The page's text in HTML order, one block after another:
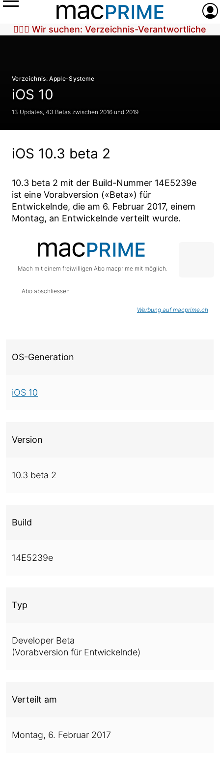
Menü
🕵🏼‍♀️ Wir suchen: Verzeichnis-Verantwortliche
Verzeichnis: Apple-Systeme
iOS 10
13 Updates, 43 Betas zwischen 2016 und 2019
iOS 10.3 beta 2
10.3 beta 2 mit der Build-Nummer 14E5239e
ist eine Vorabversion («Beta») für
Entwickelnde, die am 6. Februar 2017, einem
Montag, an Entwickelnde verteilt wurde.
Mach mit einem freiwilligen Abo macprime mit möglich.
Abo abschliessen
Werbung auf macprime.ch
OS-Generation
iOS 10
Version
10.3 beta 2
Build
14E5239e
Typ
Developer Beta
(Vorabversion für Entwickelnde)
Verteilt am
Montag, 6. Februar 2017